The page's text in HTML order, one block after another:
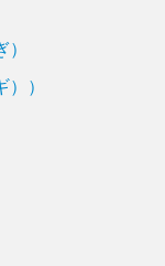
）